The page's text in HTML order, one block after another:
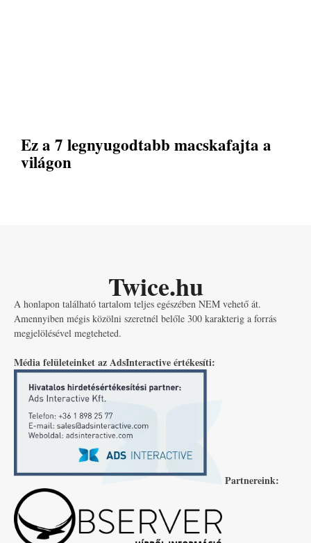
Ez a 7 legnyugodtabb macskafajta a
világon
Twice.hu
A honlapon található tartalom teljes egészében NEM vehető át.
Amennyiben mégis közölni szeretnél belőle 300 karakterig a forrás
megjelölésével megteheted.
Média felületeinket az AdsInteractive értékesíti:
Partnereink: